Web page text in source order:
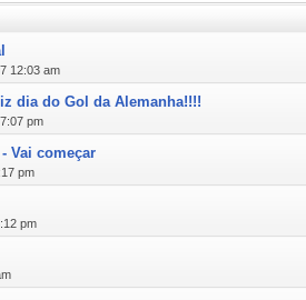
12:03 am
dia do Gol da Alemanha!!!!
pm
Vai começar
pm
pm